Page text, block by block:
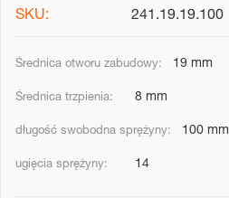
241.19.19.100
19 mm
8 mm
100 mm
14